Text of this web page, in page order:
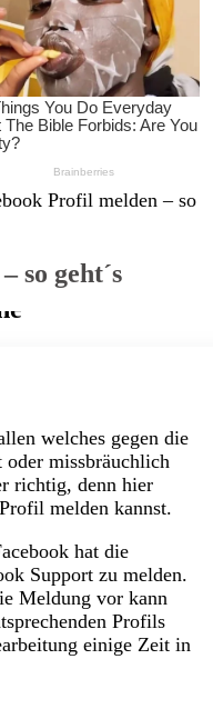
Profil melden – so
so geht´s
welches gegen die
missbräuchlich
richtig, denn hier
melden kannst.
hat die
Support zu melden.
Meldung vor kann
Profils
einige Zeit in